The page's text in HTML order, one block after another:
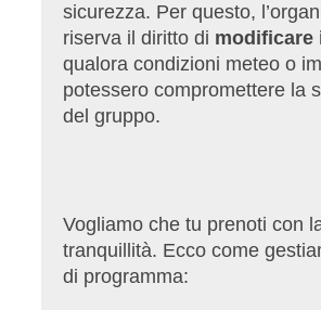
sicurezza. Per questo,
riserva il diritto di modificare
qualora condizioni meteo o
potessero compromettere la
del gruppo.
Vogliamo che tu prenoti con
tranquillità. Ecco come
di programma: